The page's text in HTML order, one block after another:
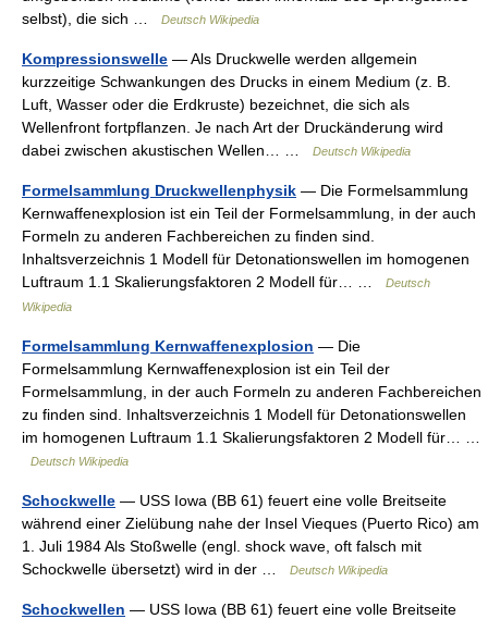
selbst), die sich …
Deutsch Wikipedia
Kompressionswelle — Als Druckwelle werden allgemein
kurzzeitige Schwankungen des Drucks in einem Medium (z. B.
Luft, Wasser oder die Erdkruste) bezeichnet, die sich als
Wellenfront fortpflanzen. Je nach Art der Druckänderung wird
dabei zwischen akustischen Wellen… …
Deutsch Wikipedia
Formelsammlung Druckwellenphysik — Die Formelsammlung
Kernwaffenexplosion ist ein Teil der Formelsammlung, in der auch
Formeln zu anderen Fachbereichen zu finden sind.
Inhaltsverzeichnis 1 Modell für Detonationswellen im homogenen
Luftraum 1.1 Skalierungsfaktoren 2 Modell für… …
Deutsch
Wikipedia
Formelsammlung Kernwaffenexplosion — Die
Formelsammlung Kernwaffenexplosion ist ein Teil der
Formelsammlung, in der auch Formeln zu anderen Fachbereichen
zu finden sind. Inhaltsverzeichnis 1 Modell für Detonationswellen
im homogenen Luftraum 1.1 Skalierungsfaktoren 2 Modell für… …
Deutsch Wikipedia
Schockwelle — USS Iowa (BB 61) feuert eine volle Breitseite
während einer Zielübung nahe der Insel Vieques (Puerto Rico) am
1. Juli 1984 Als Stoßwelle (engl. shock wave, oft falsch mit
Schockwelle übersetzt) wird in der …
Deutsch Wikipedia
Schockwellen — USS Iowa (BB 61) feuert eine volle Breitseite